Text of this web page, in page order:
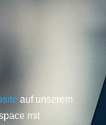
auf unserem
mit